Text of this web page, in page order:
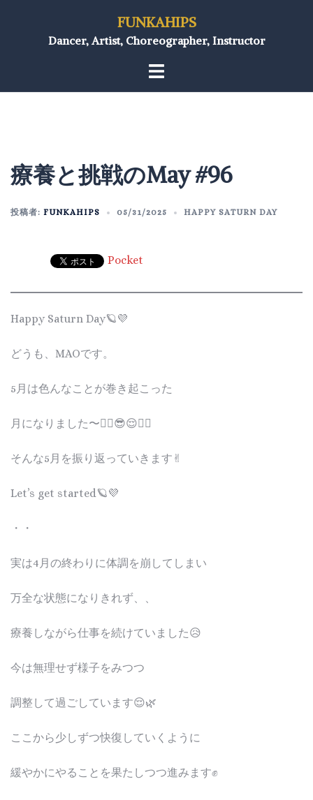
FUNKAHIPS
Dancer, Artist, Choreographer, Instructor
療養と挑戦のMay #96
投稿者: FUNKAHIPS 05/31/2025 HAPPY SATURN DAY
Pocket
Happy Saturn Day🪐💜
どうも、MAOです。
5月は色んなことが巻き起こった
月になりました〜😵‍💫😎😌❤️‍🔥
そんな5月を振り返っていきます✌︎
Let’s get started🪐💜
・・
実は4月の終わりに体調を崩してしまい
万全な状態になりきれず、、
療養しながら仕事を続けていました😥
今は無理せず様子をみつつ
調整して過ごしています😌🌿
ここから少しずつ快復していくように
緩やかにやることを果たしつつ進みます✊